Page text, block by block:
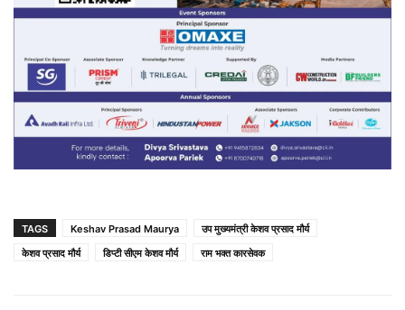
TAGS Keshav Prasad Maurya
उप मुख्यमंत्री केशव प्रसाद मौर्य
केशव प्रसाद मौर्य
डिप्टी सीएम केशव मौर्य राम भक्त कारसेवक